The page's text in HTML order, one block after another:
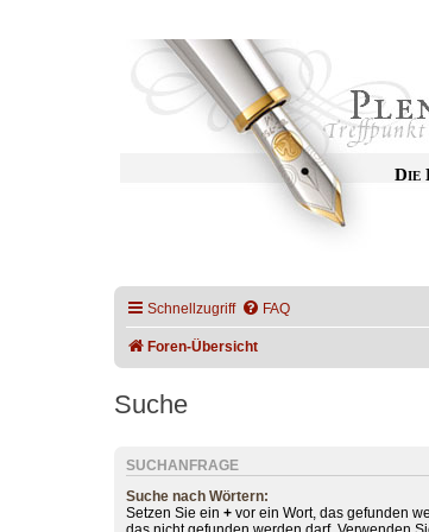
Die
Schnellzugriff FAQ
Foren-Übersicht
Suche
SUCHANFRAGE
Suche nach Wörtern:
Setzen Sie ein + vor ein Wort, das gefunden